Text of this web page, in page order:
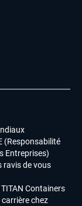
(Responsabilité
Entreprises)
ravis de vous
Containers
chez